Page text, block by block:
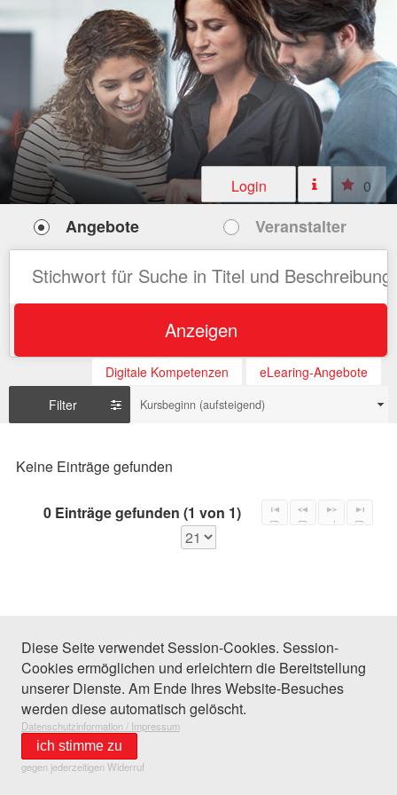
Login 0
Angebote Veranstalter
Anzeigen
Digitale Kompetenzen
eLearing-Angebote
Filter
Kursbeginn (aufsteigend)
Keine Einträge gefunden
0 Einträge gefunden (1 von 1)
Diese Seite verwendet Session-Cookies. Session-
Cookies ermöglichen und erleichtern die Bereitstellung
unserer Dienste. Am Ende Ihres Website-Besuches
werden diese automatisch gelöscht.
Datenschutzinformation / Impressum
ich stimme zu
gegen jederzeitigen Widerruf